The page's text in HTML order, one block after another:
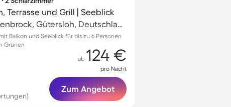
Terrasse und Grill | Seeblick
Schloß Holte-Stukenbrock, Gütersloh, Deutschland
Balkon und Seeblick für bis zu 6 Personen
Grünen
ab 124 €
pro Nacht
Zum Angebot